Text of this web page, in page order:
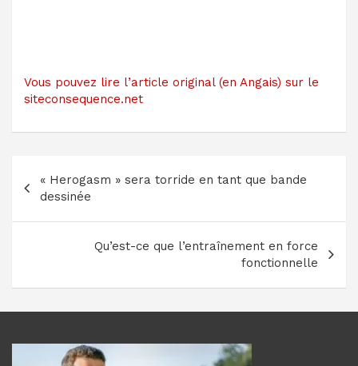
Vous pouvez lire l’article original (en Angais) sur le
siteconsequence.net
de
l’article
« Herogasm » sera torride en tant que bande
dessinée
Qu’est-ce que l’entraînement en force
fonctionnelle